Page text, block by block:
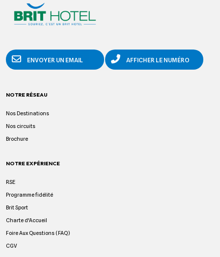
ENVOYER UN EMAIL AFFICHER LE NUMÉRO
NOTRE RÉSEAU
Nos Destinations
Nos circuits
Brochure
NOTRE EXPÉRIENCE
RSE
Programme fidélité
Brit Sport
Charte d'Accueil
Foire Aux Questions (FAQ)
CGV